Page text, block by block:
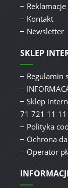
Reklamacje
Kontakt
Newsletter
SKLEP
Regulamin
Sklep
71 721 11
Polityka
Ochrona
Operator